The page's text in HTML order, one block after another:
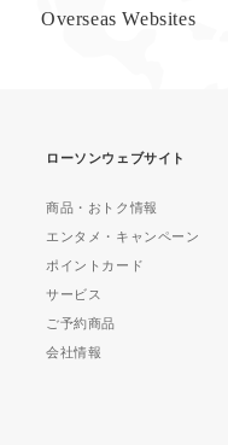
Overseas Websites
ローソンウェブサイト
商品・おトク情報
エンタメ・キャンペーン
ポイントカード
サービス
ご予約商品
会社情報